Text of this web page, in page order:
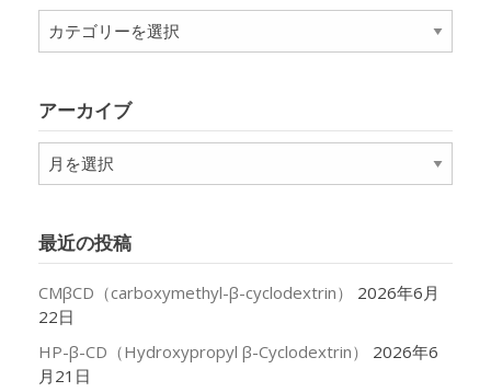
テ
ー
アーカイブ
ア
ー
ブ
最近の投稿
CMβCD（carboxymethyl-β-cyclodextrin）
2026年6月
22日
HP-β-CD（Hydroxypropyl β-Cyclodextrin）
2026年6
月21日